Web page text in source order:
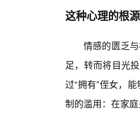
这种心理的根
情感的匮乏
足，转而将目光
过“拥有”侄女，
制的滥用：在家